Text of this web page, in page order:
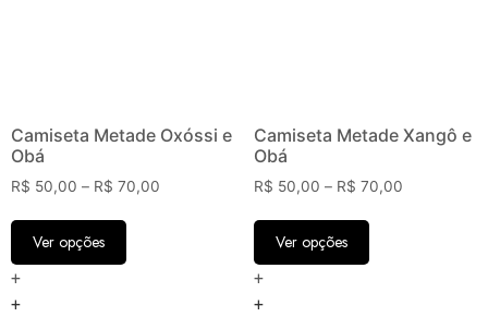
Camiseta Metade Oxóssi e
Obá
R$ 50,00 – R$ 70,00
Ver opções
+
+
Camiseta Metade Xangô e
Obá
R$ 50,00 – R$ 70,00
Ver opções
+
+